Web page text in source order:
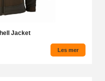
Jacket
Les mer